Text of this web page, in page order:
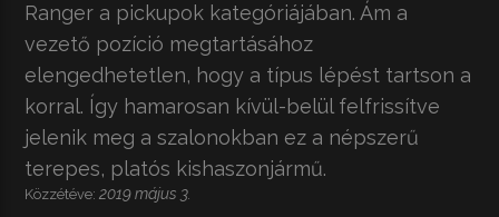
Ranger a pickupok kategóriájában. Ám a
vezető pozíció megtartásához
elengedhetetlen, hogy a típus lépést tartson a
korral. Így hamarosan kívül-belül felfrissítve
jelenik meg a szalonokban ez a népszerű
terepes, platós kishaszonjármű.
Közzétéve:2019 május 3.